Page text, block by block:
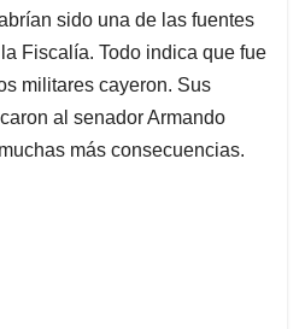
sido una de las fuentes
Fiscalía. Todo indica que fue
militares cayeron. Sus
al senador Armando
más consecuencias.